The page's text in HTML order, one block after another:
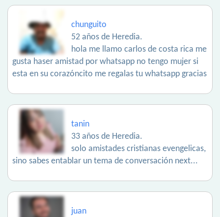
chunguito
52 años de Heredia.
hola me llamo carlos de costa rica me
gusta haser amistad por whatsapp no tengo mujer si
esta en su corazóncito me regalas tu whatsapp gracias
tanin
33 años de Heredia.
solo amistades cristianas evengelicas,
sino sabes entablar un tema de conversación next...
juan